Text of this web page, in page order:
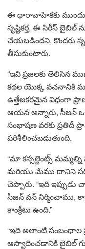
ఈ ధారావాహికకు
సృష్టికర్త, ఈ సిరీస్ బైబిల్
చేయబడిందని, కొందరు
తీసుకుంటారు.
“ఇవి ప్రజలకు తెలిసిన
కథల యొక్క వచనానికి
ఉత్తేజకరమైన విధంగా
ఆయన అన్నారు, సీజన్
సంభాషణ వరకు ప్రతిదీ
పరిశీలించబడుతుంది.
“మా కన్సల్టెంట్స్
మరియు మేము దానిని
చెప్పారు. “ఇది
సీజన్ వన్ నిర్మించాము,
కాంక్రీటు ఉంది.”
“ఇది అలాంటి సంబంధాల
ఆస్వాదించడానికి బైబిల్